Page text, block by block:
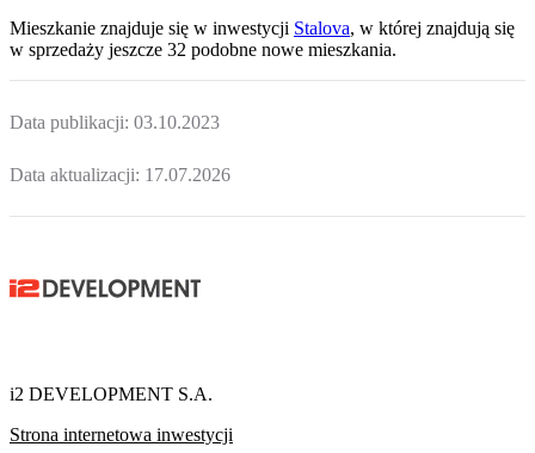
Mieszkanie znajduje się w inwestycji Stalova, w której znajdują się
w sprzedaży jeszcze 32 podobne nowe mieszkania.
Data publikacji: 03.10.2023
Data aktualizacji: 17.07.2026
i2 DEVELOPMENT S.A.
Strona internetowa inwestycji